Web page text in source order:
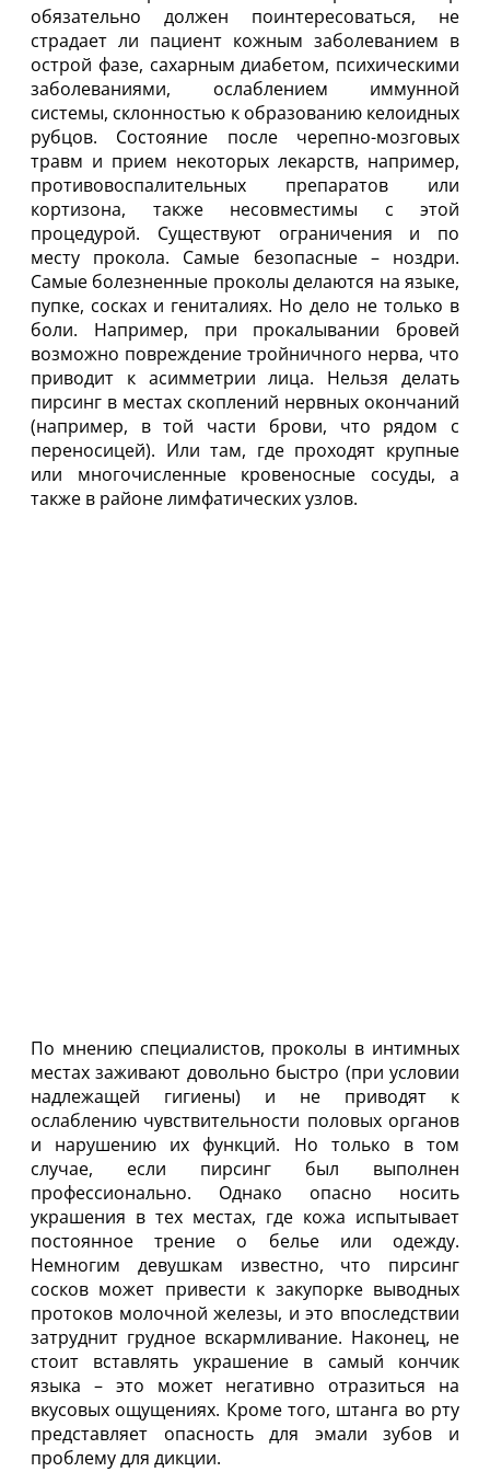
обязательно должен поинтересоваться, не
страдает ли пациент кожным заболеванием в
острой фазе, сахарным диабетом, психическими
заболеваниями, ослаблением иммунной
системы, склонностью к образованию келоидных
рубцов. Состояние после черепно-мозговых
травм и прием некоторых лекарств, например,
противовоспалительных препаратов или
кортизона, также несовместимы с этой
процедурой. Существуют ограничения и по
месту прокола. Самые безопасные – ноздри.
Самые болезненные проколы делаются на языке,
пупке, сосках и гениталиях. Но дело не только в
боли. Например, при прокалывании бровей
возможно повреждение тройничного нерва, что
приводит к асимметрии лица. Нельзя делать
пирсинг в местах скоплений нервных окончаний
(например, в той части брови, что рядом с
переносицей). Или там, где проходят крупные
или многочисленные кровеносные сосуды, а
также в районе лимфатических узлов.
По мнению специалистов, проколы в интимных
местах заживают довольно быстро (при условии
надлежащей гигиены) и не приводят к
ослаблению чувствительности половых органов
и нарушению их функций. Но только в том
случае, если пирсинг был выполнен
профессионально. Однако опасно носить
украшения в тех местах, где кожа испытывает
постоянное трение о белье или одежду.
Немногим девушкам известно, что пирсинг
сосков может привести к закупорке выводных
протоков молочной железы, и это впоследствии
затруднит грудное вскармливание. Наконец, не
стоит вставлять украшение в самый кончик
языка – это может негативно отразиться на
вкусовых ощущениях. Кроме того, штанга во рту
представляет опасность для эмали зубов и
проблему для дикции.